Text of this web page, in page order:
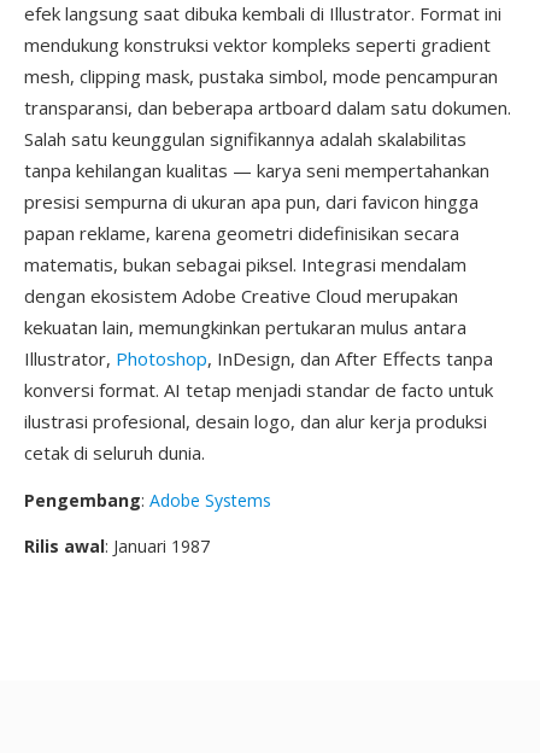
efek langsung saat dibuka kembali di Illustrator. Format ini
mendukung konstruksi vektor kompleks seperti gradient
mesh, clipping mask, pustaka simbol, mode pencampuran
transparansi, dan beberapa artboard dalam satu dokumen.
Salah satu keunggulan signifikannya adalah skalabilitas
tanpa kehilangan kualitas — karya seni mempertahankan
presisi sempurna di ukuran apa pun, dari favicon hingga
papan reklame, karena geometri didefinisikan secara
matematis, bukan sebagai piksel. Integrasi mendalam
dengan ekosistem Adobe Creative Cloud merupakan
kekuatan lain, memungkinkan pertukaran mulus antara
Illustrator, Photoshop, InDesign, dan After Effects tanpa
konversi format. AI tetap menjadi standar de facto untuk
ilustrasi profesional, desain logo, dan alur kerja produksi
cetak di seluruh dunia.
Pengembang: Adobe Systems
Rilis awal: Januari 1987